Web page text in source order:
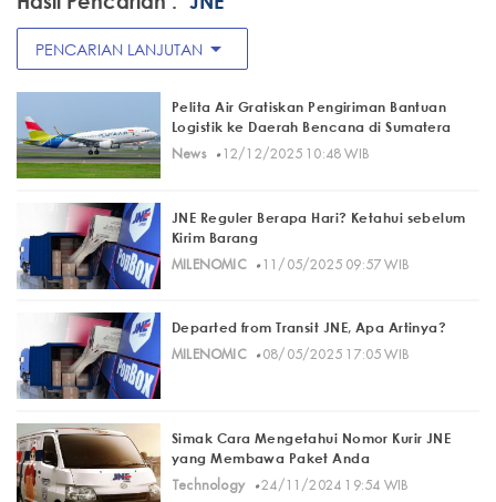
PENCARIAN LANJUTAN arrow_drop_down
Pelita Air Gratiskan Pengiriman Bantuan
Logistik ke Daerah Bencana di Sumatera
News· 12/12/2025 10:48 WIB
JNE Reguler Berapa Hari? Ketahui sebelum
Kirim Barang
MILENOMIC· 11/05/2025 09:57 WIB
Departed from Transit JNE, Apa Artinya?
MILENOMIC· 08/05/2025 17:05 WIB
Simak Cara Mengetahui Nomor Kurir JNE
yang Membawa Paket Anda
Technology
· 24/11/2024 19:54 WIB